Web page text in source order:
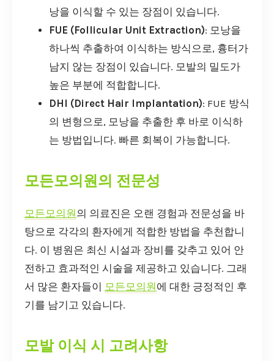
낭을 이식할 수 있는 장점이 있습니다.
FUE (Follicular Unit Extraction): 모낭을
하나씩 추출하여 이식하는 방식으로, 흉터가
남지 않는 장점이 있습니다. 모발의 밀도가
높은 부분에 적합합니다.
DHI (Direct Hair Implantation): FUE 방식
의 변형으로, 모낭을 추출한 후 바로 이식하
는 방법입니다. 빠른 회복이 가능합니다.
모든모의원의 전문성
모든모의원 의 의료진은 오랜 경험과 전문성을 바
탕으로 각각의 환자에게 적합한 방법을 추천합니
다. 이 병원은 최신 시설과 장비를 갖추고 있어 안
전하고 효과적인 시술을 제공하고 있습니다. 그래
서 많은 환자들이 모든모의원 에 대한 긍정적인 후
기를 남기고 있습니다.
모발 이식 시 고려사항